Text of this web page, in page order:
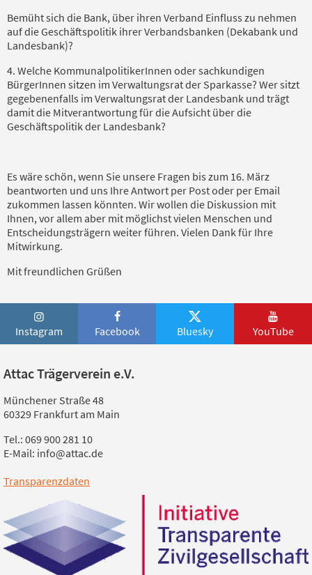
Bemüht sich die Bank, über ihren Verband Einfluss zu nehmen
auf die Geschäftspolitik ihrer Verbandsbanken (Dekabank und
Landesbank)?
4. Welche KommunalpolitikerInnen oder sachkundigen
BürgerInnen sitzen im Verwaltungsrat der Sparkasse? Wer sitzt
gegebenenfalls im Verwaltungsrat der Landesbank und trägt
damit die Mitverantwortung für die Aufsicht über die
Geschäftspolitik der Landesbank?
Es wäre schön, wenn Sie unsere Fragen bis zum 16. März
beantworten und uns Ihre Antwort per Post oder per Email
zukommen lassen könnten. Wir wollen die Diskussion mit
Ihnen, vor allem aber mit möglichst vielen Menschen und
Entscheidungsträgern weiter führen. Vielen Dank für Ihre
Mitwirkung.
Mit freundlichen Grüßen
Instagram Facebook Bluesky YouTube
Attac Trägerverein e.V.
Münchener Straße 48
60329 Frankfurt am Main
Tel.: 069 900 281 10
E-Mail: info@attac.de
Transparenzdaten